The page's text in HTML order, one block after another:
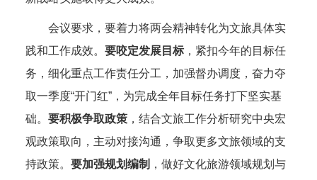
会议要求，要着力将两会精神转化为文旅具体实
践和工作成效。 要咬定发展目标，紧扣今年的目标任
务，细化重点工作责任分工，加强督办调度，奋力夺
取一季度“开门红”，为完成全年目标任务打下坚实基
础。 要积极争取政策 ，结合文旅工作分析研究中央宏
观政策取向，主动对接沟通，争取更多文旅领域的支
持政策。 要加强规划编制 ，做好文化旅游领域规划与